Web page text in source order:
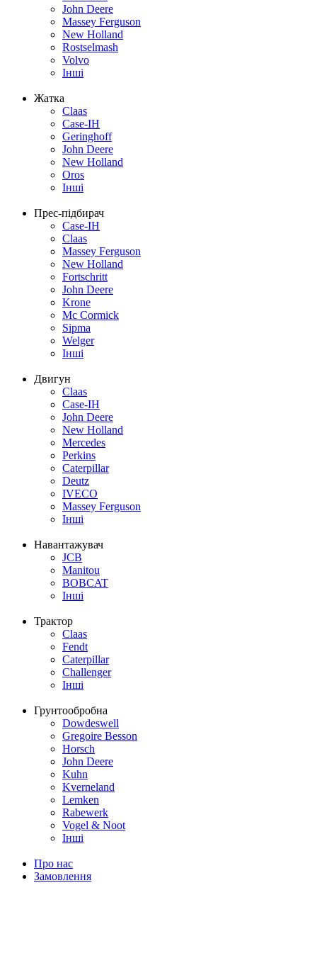
John Deere
Massey Ferguson
New Holland
Rostselmash
Volvo
Інші
Жатка
Claas
Case-IH
Geringhoff
John Deere
New Holland
Oros
Інші
Прес-підбирач
Case-IH
Claas
Massey Ferguson
New Holland
Fortschritt
John Deere
Krone
Mc Cormick
Sipma
Welger
Інші
Двигун
Claas
Case-IH
John Deere
New Holland
Mercedes
Perkins
Caterpillar
Deutz
IVECO
Massey Ferguson
Інші
Навантажувач
JCB
Manitou
BOBCAT
Інші
Трактор
Claas
Fendt
Caterpillar
Challenger
Інші
Грунтообробна
Dowdeswell
Gregoire Besson
Horsch
John Deere
Kuhn
Kverneland
Lemken
Rabewerk
Vogel & Noot
Інші
Про нас
Замовлення